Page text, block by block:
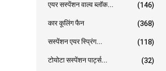
एयर सस्पेंशन वाल्व ब्लॉक... (146)
कार कूलिंग फैन (368)
सस्पेंशन एयर स्प्रिंग... (118)
टोयोटा सस्पेंशन पार्ट्स... (32)